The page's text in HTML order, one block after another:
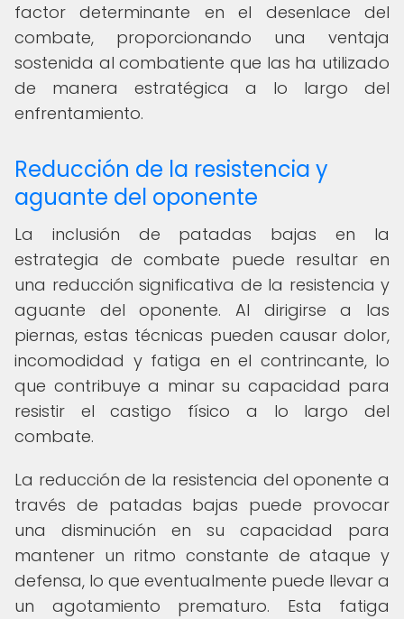
factor determinante en el desenlace del
combate, proporcionando una ventaja
sostenida al combatiente que las ha utilizado
de manera estratégica a lo largo del
enfrentamiento.
Reducción de la resistencia y
aguante del oponente
La inclusión de patadas bajas en la
estrategia de combate puede resultar en
una reducción significativa de la resistencia y
aguante del oponente. Al dirigirse a las
piernas, estas técnicas pueden causar dolor,
incomodidad y fatiga en el contrincante, lo
que contribuye a minar su capacidad para
resistir el castigo físico a lo largo del
combate.
La reducción de la resistencia del oponente a
través de patadas bajas puede provocar
una disminución en su capacidad para
mantener un ritmo constante de ataque y
defensa, lo que eventualmente puede llevar a
un agotamiento prematuro. Esta fatiga